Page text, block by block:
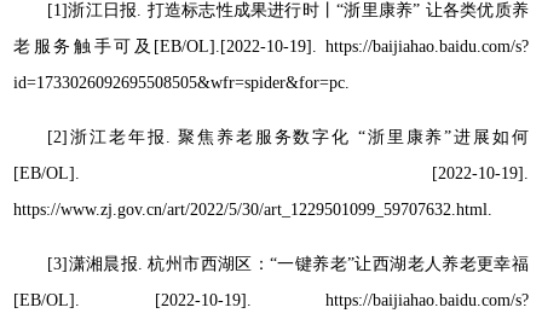
[1]浙江日报. 打造标志性成果进行时丨“浙里康养” 让各类优质养
老服务触手可及[EB/OL].[2022-10-19]. https://baijiahao.baidu.com/s?
id=1733026092695508505&wfr=spider&for=pc.
[2]浙江老年报. 聚焦养老服务数字化 “浙里康养”进展如何
[EB/OL]. [2022-10-19].
https://www.zj.gov.cn/art/2022/5/30/art_1229501099_59707632.html.
[3]潇湘晨报. 杭州市西湖区：“一键养老”让西湖老人养老更幸福
[EB/OL]. [2022-10-19]. https://baijiahao.baidu.com/s?